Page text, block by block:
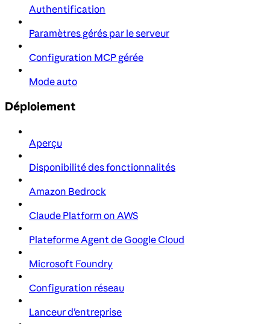
Authentification
Paramètres gérés par le serveur
Configuration MCP gérée
Mode auto
Déploiement
Aperçu
Disponibilité des fonctionnalités
Amazon Bedrock
Claude Platform on AWS
Plateforme Agent de Google Cloud
Microsoft Foundry
Configuration réseau
Lanceur d'entreprise